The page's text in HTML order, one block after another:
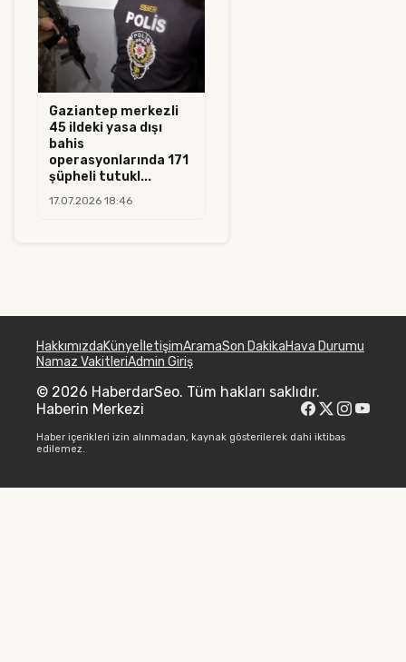
Gaziantep merkezli
45 ildeki yasa dışı
bahis
operasyonlarında 171
şüpheli tutukl...
17.07.2026 18:46
HakkımızdaKünyeİletişimAramaSon DakikaHava Durumu
Namaz VakitleriAdmin Giriş
© 2026 HaberdarSeo. Tüm hakları saklıdır.
Haberin Merkezi
Haber içerikleri izin alınmadan, kaynak gösterilerek dahi iktibas
edilemez.